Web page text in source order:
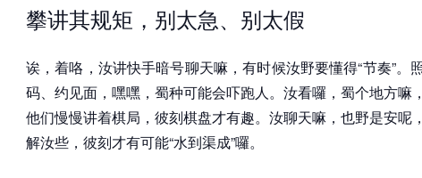
攀讲其规矩，别太急、别太假
诶，着咯，汝讲快手暗号聊天嘛，有时候汝野要懂得“节奏”。
码、约见面，嘿嘿，蜀种可能会吓跑人。汝看囉，蜀个地方嘛
他们慢慢讲着棋局，彼刻棋盘才有趣。汝聊天嘛，也野是安呢
解汝些，彼刻才有可能“水到渠成”囉。